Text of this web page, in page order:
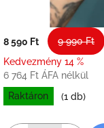
8 590 Ft
9 990 Ft
Kedvezmény 14 %
6 764 Ft ÁFA nélkül
Raktáron
(1 db)